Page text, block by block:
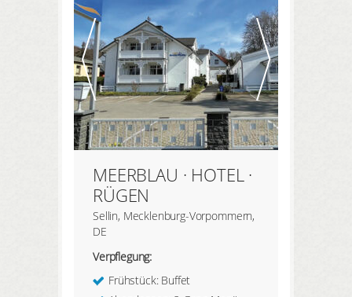
HIER REGISTRIEREN
Meine Buchungen
Meine Produkte
Meine Hotels
ANMELDEN
MEERBLAU · HOTEL ·
RÜGEN
Sellin, Mecklenburg-Vorpommern,
DE
Verpflegung:
Frühstück: Buffet